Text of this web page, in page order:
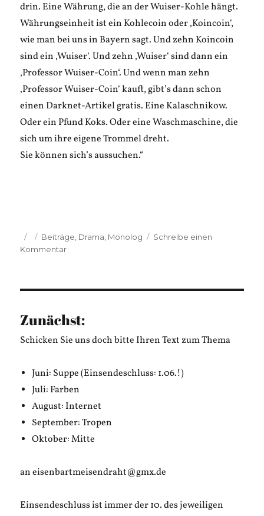
drin. Eine Währung, die an der Wuiser-Kohle hängt.
Währungseinheit ist ein Kohlecoin oder ‚Koincoin‘,
wie man bei uns in Bayern sagt. Und zehn Koincoin
sind ein ‚Wuiser‘. Und zehn ‚Wuiser‘ sind dann ein
‚Professor Wuiser-Coin‘. Und wenn man zehn
‚Professor Wuiser-Coin‘ kauft, gibt’s dann schon
einen Darknet-Artikel gratis. Eine Kalaschnikow.
Oder ein Pfund Koks. Oder eine Waschmaschine, die
sich um ihre eigene Trommel dreht.
Sie können sich’s aussuchen.“
Veröffentlicht
am
Kategorien
Beiträge Drama Monolog
Schreibe einen
Kommentarzu
Zunächst:
Schicken Sie uns doch bitte Ihren Text zum Thema
Juni: Suppe (Einsendeschluss: 1.06.!)
Juli: Farben
August: Internet
September: Tropen
Oktober: Mitte
an eisenbartmeisendraht@gmx.de
Einsendeschluss ist immer der 10. des jeweiligen